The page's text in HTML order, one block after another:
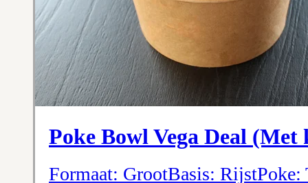
Poke Bowl Vega Deal
Formaat: GrootBasis: